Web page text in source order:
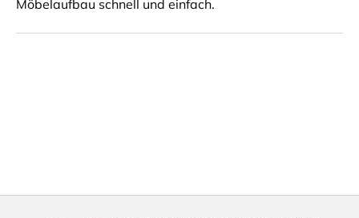
Möbelaufbau schnell und einfach.